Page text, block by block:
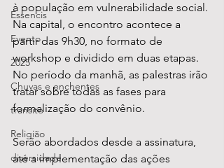
Essencis
Evento
2025
Chuvas e enchentes
transito
Religião
diversidade
à população em vulnerabilidade social.
Na capital, o encontro acontece a
partir das 9h30, no formato de
workshop e dividido em duas etapas.
No período da manhã, as palestras irão
tratar sobre todas as fases para
formalização do convênio.
Serão abordados desde a assinatura,
até a implementação das ações